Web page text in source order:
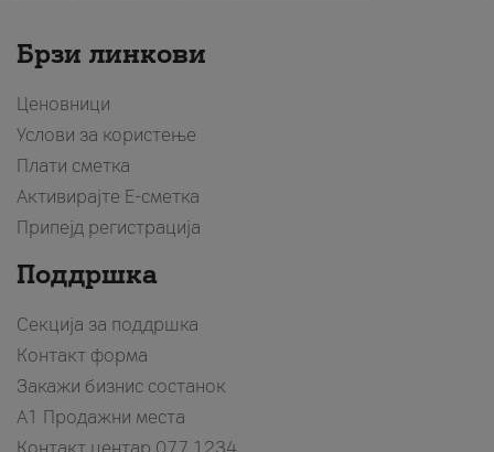
Брзи линкови
Ценовници
Услови за користење
Плати сметка
Активирајте Е-сметка
Припејд регистрација
Поддршка
Секција за поддршка
Контакт форма
Закажи бизнис состанок
A1 Продажни места